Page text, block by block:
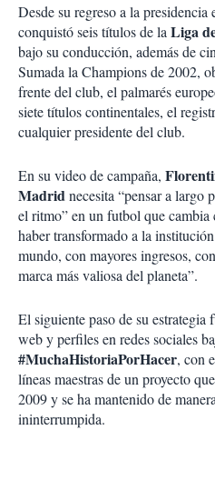
Desde su regreso a la presidencia
conquistó seis títulos de laLiga
bajo su conducción, además de
Sumada la Champions de 2002,
frente del club, el palmarés
siete títulos continentales, el
cualquier presidente del club.
En su video de campaña,
Madridnecesita “pensar a largo
el ritmo” en un futbol que
haber transformado a la
mundo, con mayores ingresos,
marca más valiosa del planeta”.
El siguiente paso de su estrategia
web y perfiles en redes sociales
#MuchaHistoriaPorHacer, con
líneas maestras de un proyecto
2009 y se ha mantenido de
ininterrumpida.